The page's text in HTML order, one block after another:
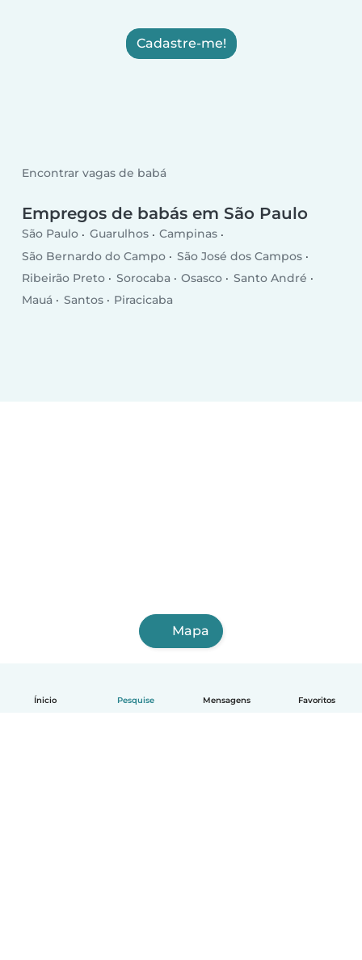
Ínicio Pesquise Mensagens Favoritos
Cadastre-me!
Encontrar vagas de babá
Empregos de babás em São Paulo
São Paulo Guarulhos
Campinas
São Bernardo do Campo
São José dos Campos
Ribeirão Preto
Sorocaba Osasco
Santo André
Mauá
Santos Piracicaba
Mapa